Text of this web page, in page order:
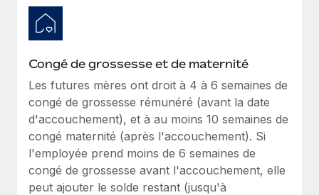
dans le monde entier
Création d’entité
conformité
Mobilité et déménagement international
Organisez facilement le déménagement de vos
employés
Avantages sociaux
Gérez facilement les avantages sociaux
Intégration Remote x BambooHR : du local à
l’international, le recrutement sans changer de
embaucher et gérer les employés internationaux...
En savoir plus
Explorer le blog
Mises à jour des produits de Remote :
Intégrations Gusto et Xero et Gestion des
freelances Plus
Remote a toujours pour mission d'aider les entreprises de
toute taille à embaucher, gérer et payer...
Congé de grossesse et de maternité
Les futures mères ont droit à 4 à 6 semaines de
congé de grossesse rémunéré (avant la date
d'accouchement), et à au moins 10 semaines de
congé maternité (après l'accouchement). Si
l'employée prend moins de 6 semaines de
congé de grossesse avant l'accouchement, elle
peut ajouter le solde restant (jusqu'à